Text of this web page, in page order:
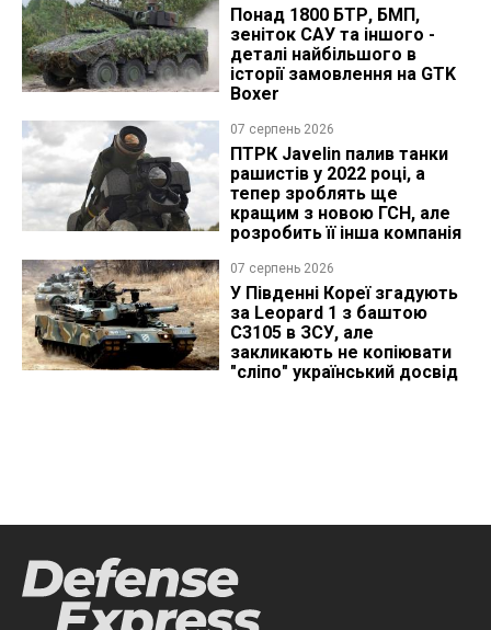
Понад 1800 БТР, БМП,
зеніток САУ та іншого -
деталі найбільшого в
історії замовлення на GTK
Boxer
07 серпень 2026
ПТРК Javelin палив танки
рашистів у 2022 році, а
тепер зроблять ще
кращим з новою ГСН, але
розробить її інша компанія
07 серпень 2026
У Південні Кореї згадують
за Leopard 1 з баштою
C3105 в ЗСУ, але
закликають не копіювати
"сліпо" український досвід